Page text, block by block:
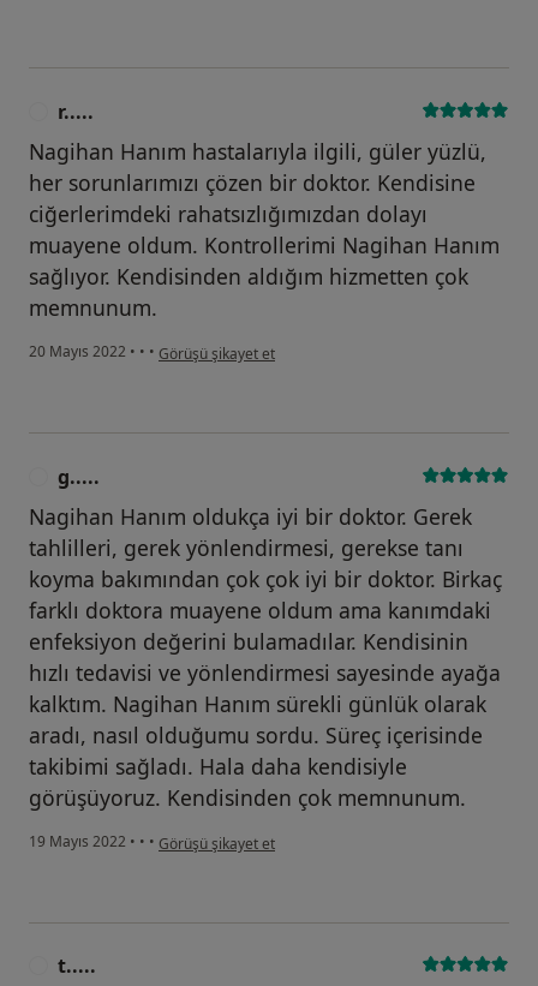
r.....
Nagihan Hanım hastalarıyla ilgili, güler yüzlü,
her sorunlarımızı çözen bir doktor. Kendisine
ciğerlerimdeki rahatsızlığımızdan dolayı
muayene oldum. Kontrollerimi Nagihan Hanım
sağlıyor. Kendisinden aldığım hizmetten çok
memnunum.
20 Mayıs 2022 • • • kullanıcının görüşüne göre r.....
Görüşü şikayet et
g.....
Nagihan Hanım oldukça iyi bir doktor. Gerek
tahlilleri, gerek yönlendirmesi, gerekse tanı
koyma bakımından çok çok iyi bir doktor. Birkaç
farklı doktora muayene oldum ama kanımdaki
enfeksiyon değerini bulamadılar. Kendisinin
hızlı tedavisi ve yönlendirmesi sayesinde ayağa
kalktım. Nagihan Hanım sürekli günlük olarak
aradı, nasıl olduğumu sordu. Süreç içerisinde
takibimi sağladı. Hala daha kendisiyle
görüşüyoruz. Kendisinden çok memnunum.
19 Mayıs 2022 • • • kullanıcının görüşüne göre g.....
Görüşü şikayet et
t.....